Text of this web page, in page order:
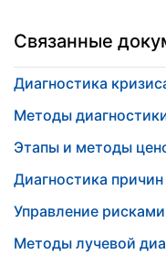
Связанные
Диагностика
Методы
Этапы и методы
Диагностика
Управление
Методы лучевой